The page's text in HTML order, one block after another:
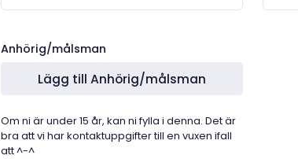
Anhörig/målsman
Lägg till Anhörig/målsman
Om ni är under 15 år, kan ni fylla i denna. Det är
bra att vi har kontaktuppgifter till en vuxen ifall
att ^-^